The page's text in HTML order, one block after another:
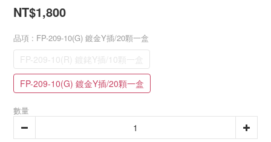
NT$1,800
品項 : FP-209-10(G) 鍍金Y插/20顆一盒
FP-209-10(R) 鍍銠Y插/10顆一盒
FP-209-10(G) 鍍金Y插/20顆一盒
數量